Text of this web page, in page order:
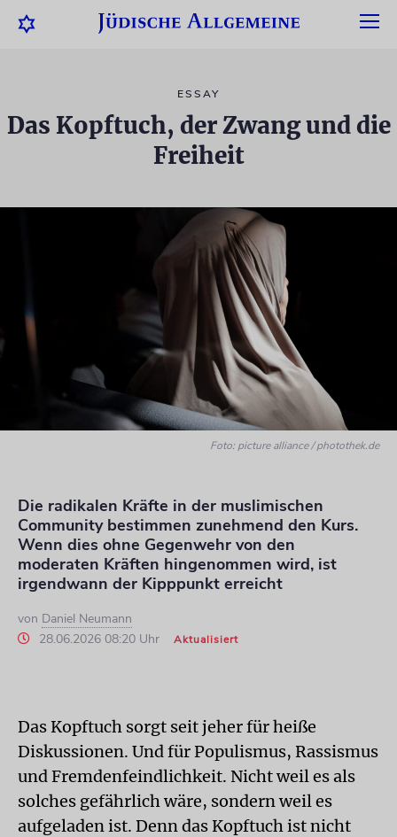
ESSAY
Das Kopftuch, der Zwang und die
Freiheit
Foto: picture alliance / photothek.de
Die radikalen Kräfte in der muslimischen
Community bestimmen zunehmend den Kurs.
Wenn dies ohne Gegenwehr von den
moderaten Kräften hingenommen wird, ist
irgendwann der Kipppunkt erreicht
von Daniel Neumann
28.06.2026 08:20 Uhr
Aktualisiert
Das Kopftuch sorgt seit jeher für heiße
Diskussionen. Und für Populismus, Rassismus
und Fremdenfeindlichkeit. Nicht weil es als
solches gefährlich wäre, sondern weil es
aufgeladen ist. Denn das Kopftuch ist nicht